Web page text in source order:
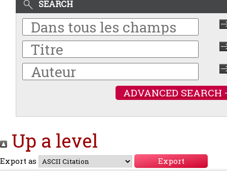
SEARCH
ADVANCED SEARCH
Up a level
Export as